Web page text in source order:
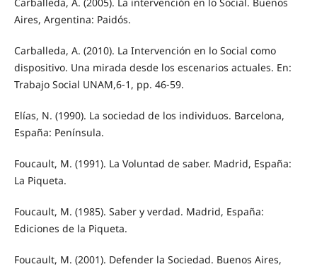
Aires, Argentina: Paidós.
Carballeda, A. (2010). La Intervención en lo Social como
dispositivo. Una mirada desde los escenarios actuales. En:
Trabajo Social UNAM,6-1, pp. 46-59.
Elías, N. (1990). La sociedad de los individuos. Barcelona,
España: Península.
Foucault, M. (1991). La Voluntad de saber. Madrid, España:
La Piqueta.
Foucault, M. (1985). Saber y verdad. Madrid, España:
Ediciones de la Piqueta.
Foucault, M. (2001). Defender la Sociedad. Buenos Aires,